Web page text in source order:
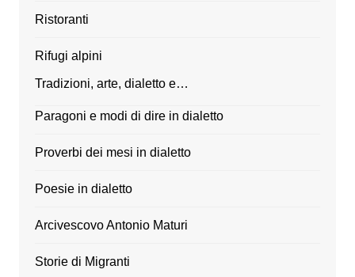
Ristoranti
Rifugi alpini
Tradizioni, arte, dialetto e…
Paragoni e modi di dire in dialetto
Proverbi dei mesi in dialetto
Poesie in dialetto
Arcivescovo Antonio Maturi
Storie di Migranti